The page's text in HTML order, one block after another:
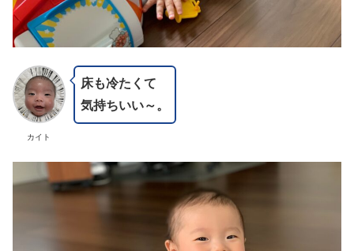
カイト
床も冷たくて
気持ちいい～。